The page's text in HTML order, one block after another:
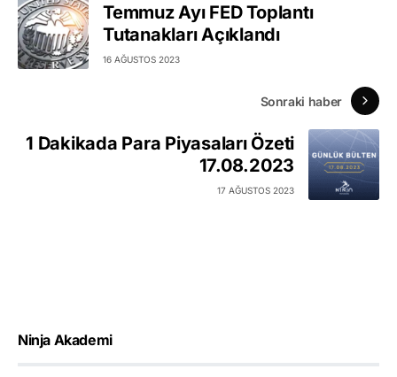
Temmuz Ayı FED Toplantı
Tutanakları Açıklandı
16 AĞUSTOS 2023
Sonraki haber
1 Dakikada Para Piyasaları Özeti
17.08.2023
17 AĞUSTOS 2023
Ninja Akademi